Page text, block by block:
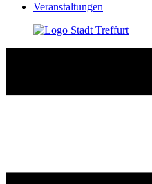
Veranstaltungen